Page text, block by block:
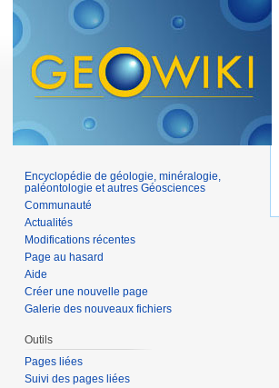
Encyclopédie de géologie, minéralogie,
paléontologie et autres Géosciences
Communauté
Actualités
Modifications récentes
Page au hasard
Aide
Créer une nouvelle page
Galerie des nouveaux fichiers
Outils
Pages liées
Suivi des pages liées